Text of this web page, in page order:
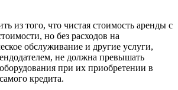
из того, что чистая стоимость аренды с
но без расходов на
обслуживание и другие услуги,
не должна превышать
при их приобретении в
кредита.